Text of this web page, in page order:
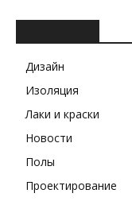
Дизайн
Изоляция
Лаки и краски
Новости
Полы
Проектирование